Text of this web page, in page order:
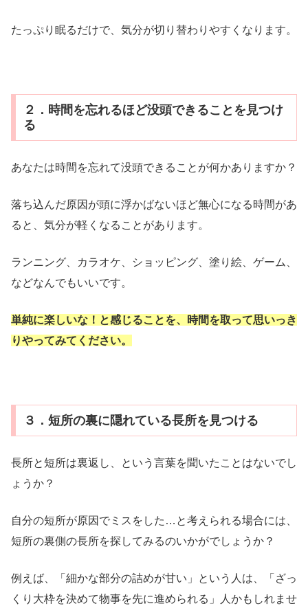
たっぷり眠るだけで、気分が切り替わりやすくなります。
２．時間を忘れるほど没頭できることを見つけ
る
あなたは時間を忘れて没頭できることが何かありますか？
落ち込んだ原因が頭に浮かばないほど無心になる時間があ
ると、気分が軽くなることがあります。
ランニング、カラオケ、ショッピング、塗り絵、ゲーム、
などなんでもいいです。
単純に楽しいな！と感じることを、時間を取って思いっき
りやってみてください。
３．短所の裏に隠れている長所を見つける
長所と短所は裏返し、という言葉を聞いたことはないでし
ょうか？
自分の短所が原因でミスをした…と考えられる場合には、
短所の裏側の長所を探してみるのいかがでしょうか？
例えば、「細かな部分の詰めが甘い」という人は、「ざっ
くり大枠を決めて物事を先に進められる」人かもしれませ